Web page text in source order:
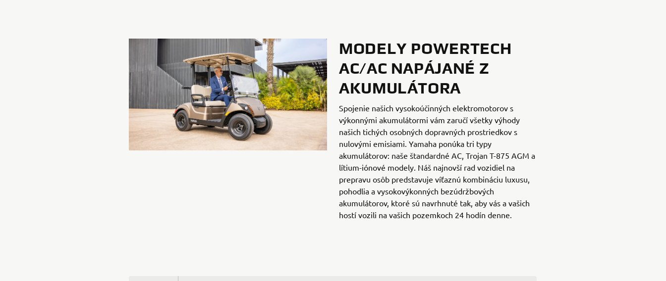
MODELY POWERTECH
AC/AC NAPÁJANÉ Z
AKUMULÁTORA
Spojenie našich vysokoúčinných elektromotorov s
výkonnými akumulátormi vám zaručí všetky výhody
našich tichých osobných dopravných prostriedkov s
nulovými emisiami. Yamaha ponúka tri typy
akumulátorov: naše štandardné AC, Trojan T-875 AGM a
lítium-iónové modely. Náš najnovší rad vozidiel na
prepravu osôb predstavuje víťaznú kombináciu luxusu,
pohodlia a vysokovýkonných bezúdržbových
akumulátorov, ktoré sú navrhnuté tak, aby vás a vašich
hostí vozili na vašich pozemkoch 24 hodín denne.